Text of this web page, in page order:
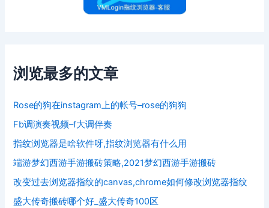
浏览最多的文章
Rose的狗在instagram上的帐号–rose的狗狗
Fb调演奏视频–f大调伴奏
指纹浏览器是啥软件呀,指纹浏览器有什么用
端游梦幻西游手游搬砖策略,2021梦幻西游手游搬砖
改变过去浏览器指纹的canvas,chrome如何修改浏览器指纹
盛大传奇搬砖哪个好_盛大传奇100区